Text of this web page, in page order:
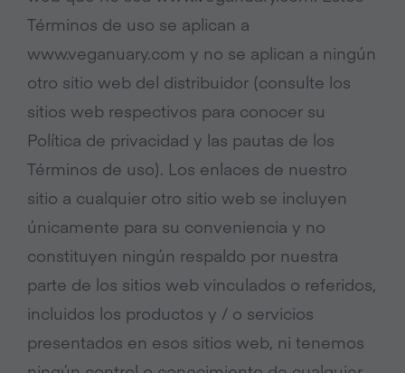
Términos de uso se aplican a
www.veganuary.com y no se aplican a ningún
otro sitio web del distribuidor (consulte los
sitios web respectivos para conocer su
Política de privacidad y las pautas de los
Términos de uso). Los enlaces de nuestro
sitio a cualquier otro sitio web se incluyen
únicamente para su conveniencia y no
constituyen ningún respaldo por nuestra
parte de los sitios web vinculados o referidos,
incluidos los productos y / o servicios
presentados en esos sitios web, ni tenemos